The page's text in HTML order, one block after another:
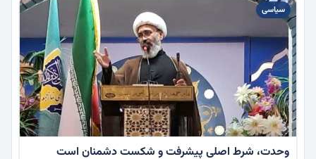
سیاسی
وحدت، شرط اصلی پیشرفت و شکست دشمنان است